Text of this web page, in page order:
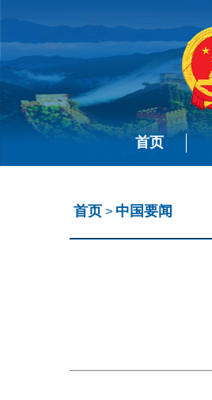
首页
首页 > 中国要闻